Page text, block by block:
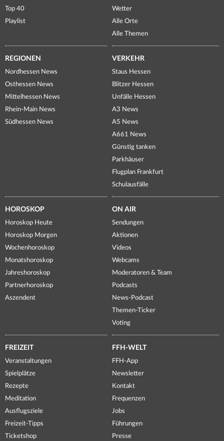
Top 40
Playlist
Wetter
Alle Orte
Alle Themen
REGIONEN
Nordhessen News
Osthessen News
Mittelhessen News
Rhein-Main News
Südhessen News
VERKEHR
Staus Hessen
Blitzer Hessen
Unfälle Hessen
A3 News
A5 News
A661 News
Günstig tanken
Parkhäuser
Flugplan Frankfurt
Schulausfälle
HOROSKOP
Horoskop Heute
Horoskop Morgen
Wochenhoroskop
Monatshoroskop
Jahreshoroskop
Partnerhoroskop
Aszendent
ON AIR
Sendungen
Aktionen
Videos
Webcams
Moderatoren & Team
Podcasts
News-Podcast
Themen-Ticker
Voting
FREIZEIT
Veranstaltungen
Spielplätze
Rezepte
Meditation
Ausflugsziele
Freizeit-Tipps
Ticketshop
FFH-WELT
FFH-App
Newsletter
Kontakt
Frequenzen
Jobs
Führungen
Presse